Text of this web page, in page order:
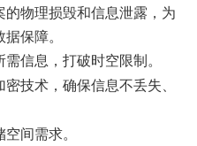
物理损毁和信息泄露，为
保障。
需信息，打破时空限制。
技术，确保信息不丢失、
间需求。